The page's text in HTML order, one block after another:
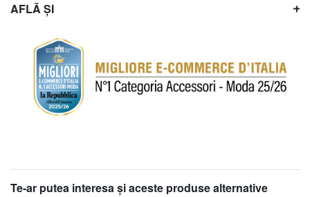
AFLĂ ȘI
Te-ar putea interesa şi aceste produse alternative